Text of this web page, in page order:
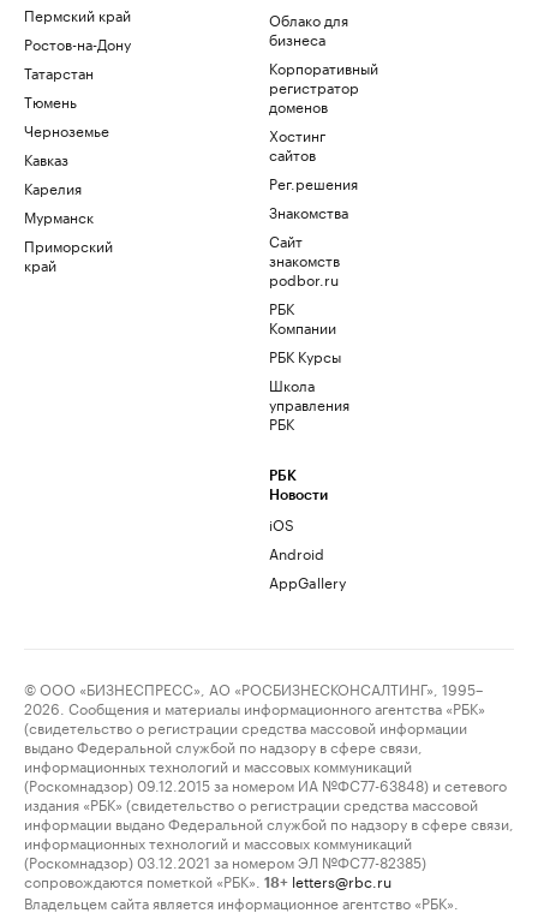
Пермский край
Ростов-на-Дону
Татарстан
Тюмень
Черноземье
Кавказ
Карелия
Мурманск
Приморский
край
Облако для
бизнеса
Корпоративный
регистратор
доменов
Хостинг
сайтов
Рег.решения
Знакомства
Сайт
знакомств
podbor.ru
РБК
Компании
РБК Курсы
Школа
управления
РБК
РБК
Новости
iOS
Android
AppGallery
© ООО «БИЗНЕСПРЕСС», АО «РОСБИЗНЕСКОНСАЛТИНГ», 1995–
2026. Сообщения и материалы информационного агентства «РБК»
(свидетельство о регистрации средства массовой информации
выдано Федеральной службой по надзору в сфере связи,
информационных технологий и массовых коммуникаций
(Роскомнадзор) 09.12.2015 за номером ИА №ФС77-63848) и сетевого
издания «РБК» (свидетельство о регистрации средства массовой
информации выдано Федеральной службой по надзору в сфере связи,
информационных технологий и массовых коммуникаций
(Роскомнадзор) 03.12.2021 за номером ЭЛ №ФС77-82385)
сопровождаются пометкой «РБК».
18+ letters@rbc.ru
Владельцем сайта является информационное агентство «РБК».